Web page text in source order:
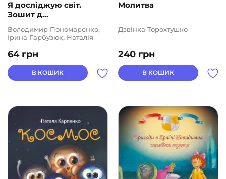
Я досліджую світ.
Зошит д...
64 грн
Володимир Пономаренко,
Ірина Гарбузюк, Наталія
Тетяна Воронцова
В КОШИК
Молитва
240 грн
Дзвінка Торохтушко
В КОШИК